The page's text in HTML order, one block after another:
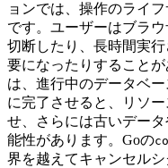
ョンでは、操作のライ
です。ユーザーはブラ
切断したり、長時間実
要になったりすること
は、進行中のデータベ
に完了させると、リソ
せ、さらには古いデー
能性があります。Goの
界を越えてキャンセル